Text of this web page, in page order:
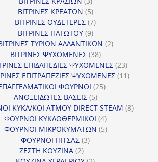
προϊόντα
ΒΙΤΡΙΝΕΣ ΚΡΕΑΤΩΝ 55
προϊόντα
ΒΙΤΡΙΝΕΣ ΟΥΔΕΤΕΡΕΣ 77
ΒΙΤΡΙΝΕΣ ΠΑΓΩΤΟΥ 99
προϊόντα
ΤΥΡΙΩΝ ΑΛΛΑΝΤΙΚΩΝ 22
ΒΙΤΡΙΝΕΣ ΨΥΧΟΜΕΝΕΣ 3838
προϊόντα
ΕΠΙΔΑΠΕΔΙΕΣ ΨΥΧΟΜΕΝΕΣ 2323
προϊόντα
ΕΠΙΤΡΑΠΕΖΙΕΣ ΨΥΧΟΜΕΝΕΣ 1111
ΦΟΥΡΝΟΙ 2525
ΑΝΟΞΕΙΔΩΤΕΣ ΒΑΣΕΙΣ 55
προϊόντα
ΚΥΚΛ/ΚΟΙ ΑΤΜΟΥ DIRECT STEAM 88
ΦΟΥΡΝΟΙ ΚΥΚΛΟΘΕΡΜΙΚΟΙ 44
προϊόντα
ΦΟΥΡΝΟΙ ΜΙΚΡΟΚΥΜΑΤΩΝ 55
ΦΟΥΡΝΟΙ ΠΙΤΣΑΣ 33
ΖΕΣΤΗ ΚΟΥΖΙΝΑ 22